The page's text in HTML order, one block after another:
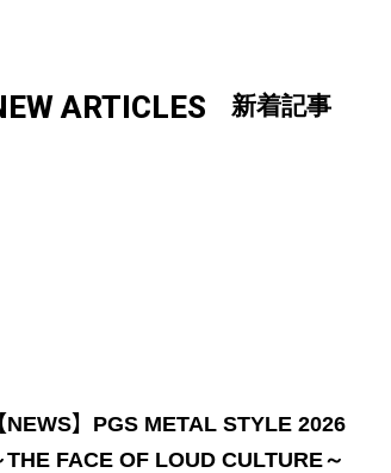
ARTICLES 新着記事
NEWS】PGS METAL STYLE 2026
THE FACE OF LOUD CULTURE～